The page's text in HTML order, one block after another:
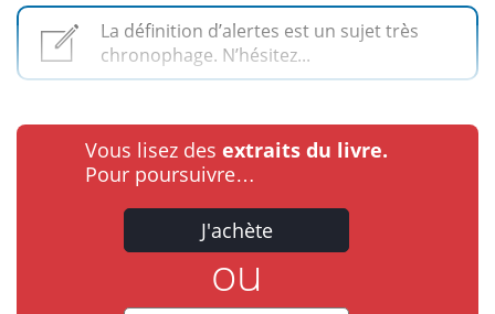
La définition d’alertes est un sujet très
chronophage. N’hésitez...
Vous lisez des extraits du livre.
Pour poursuivre…
J'achète
ou